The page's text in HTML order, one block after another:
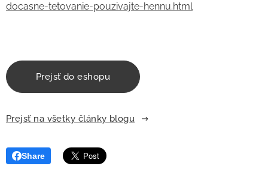
docasne-tetovanie-pouzivajte-hennu.html
Prejsť do eshopu
Prejsť na všetky články blogu
Share